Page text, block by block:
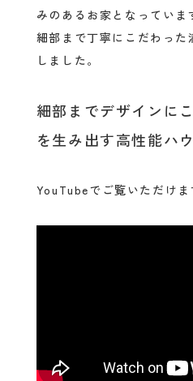
みのあるお家となっていま
細部まで丁寧にこだわった
しました。
細部までデザインに
を生み出す高性能ハ
YouTubeでご覧いただけま